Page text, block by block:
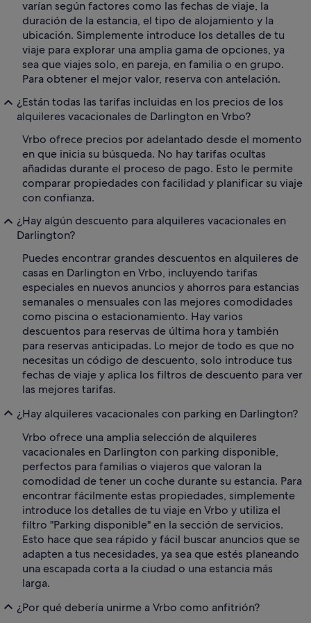
varían según factores como las fechas de viaje, la
duración de la estancia, el tipo de alojamiento y la
ubicación. Simplemente introduce los detalles de tu
viaje para explorar una amplia gama de opciones, ya
sea que viajes solo, en pareja, en familia o en grupo.
Para obtener el mejor valor, reserva con antelación.
¿Están todas las tarifas incluidas en los precios de los
alquileres vacacionales de Darlington en Vrbo?
Vrbo ofrece precios por adelantado desde el momento
en que inicia su búsqueda. No hay tarifas ocultas
añadidas durante el proceso de pago. Esto le permite
comparar propiedades con facilidad y planificar su viaje
con confianza.
¿Hay algún descuento para alquileres vacacionales en
Darlington?
Puedes encontrar grandes descuentos en alquileres de
casas en Darlington en Vrbo, incluyendo tarifas
especiales en nuevos anuncios y ahorros para estancias
semanales o mensuales con las mejores comodidades
como piscina o estacionamiento. Hay varios
descuentos para reservas de última hora y también
para reservas anticipadas. Lo mejor de todo es que no
necesitas un código de descuento, solo introduce tus
fechas de viaje y aplica los filtros de descuento para ver
las mejores tarifas.
¿Hay alquileres vacacionales con parking en Darlington?
Vrbo ofrece una amplia selección de alquileres
vacacionales en Darlington con parking disponible,
perfectos para familias o viajeros que valoran la
comodidad de tener un coche durante su estancia. Para
encontrar fácilmente estas propiedades, simplemente
introduce los detalles de tu viaje en Vrbo y utiliza el
filtro "Parking disponible" en la sección de servicios.
Esto hace que sea rápido y fácil buscar anuncios que se
adapten a tus necesidades, ya sea que estés planeando
una escapada corta a la ciudad o una estancia más
larga.
¿Por qué debería unirme a Vrbo como anfitrión?